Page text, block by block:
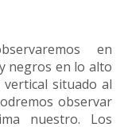
en
negros en lo alto
situado al
observar
nuestro. Los